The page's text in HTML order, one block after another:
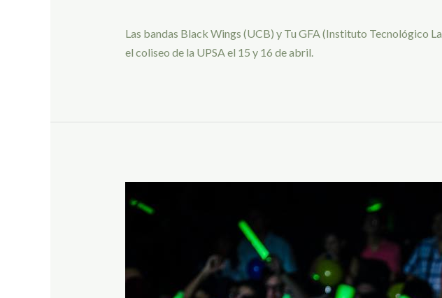
Las bandas Black Wings (UCB) y Tu GFA (Instituto Tecnológico
el coliseo de la UPSA el 15 y 16 de abril.